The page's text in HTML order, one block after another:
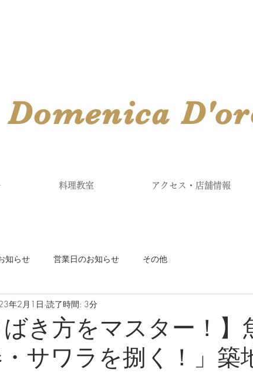
​Domenica D'
料理教室 アクセス・店舗情報
知らせ 営業日のお知らせ その他
ばき方をマスター！】
サワラを捌く！」築
年2月1日 読了時間: 3分